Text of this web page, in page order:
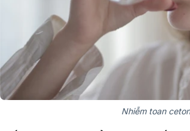
Nhiễm toan